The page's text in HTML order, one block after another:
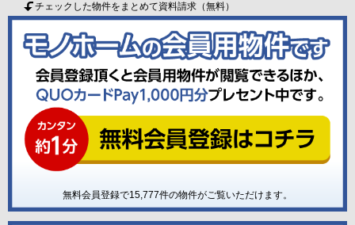
チェックした物件をまとめて資料請求（無料）
無料会員登録で15,777件の物件がご覧いただけます。